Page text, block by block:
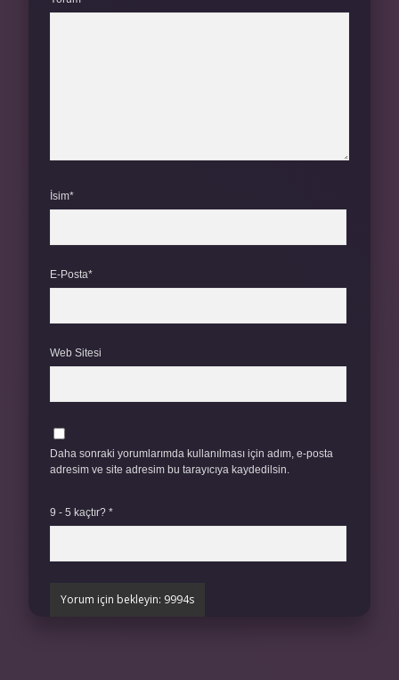
İsim*
E-Posta*
Web Sitesi
Daha sonraki yorumlarımda kullanılması için adım, e-posta
adresim ve site adresim bu tarayıcıya kaydedilsin.
9 - 5 kaçtır? *